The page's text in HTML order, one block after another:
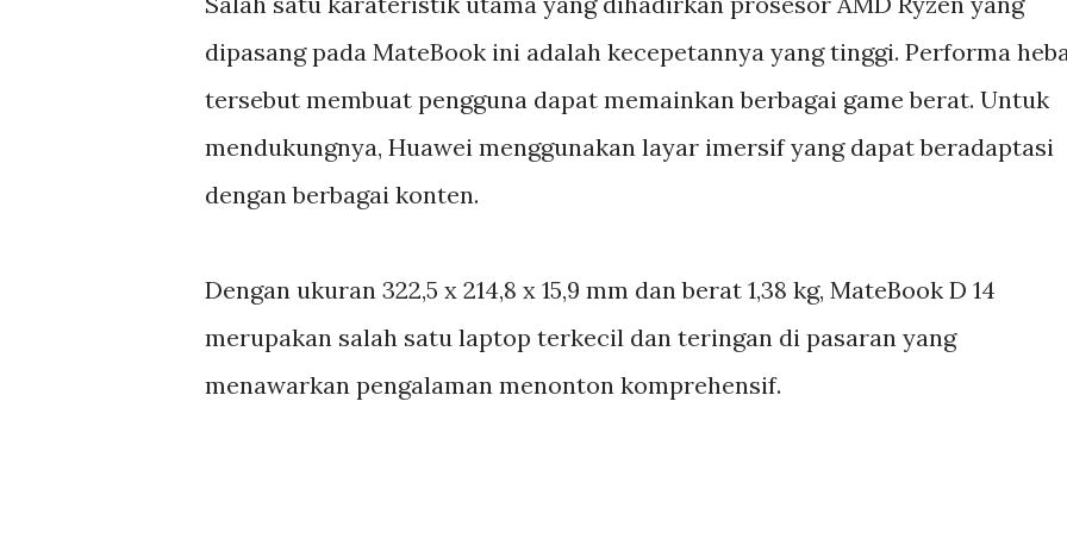
dipasang pada MateBook ini adalah kecepetannya yang tinggi. Performa
tersebut membuat pengguna dapat memainkan berbagai game berat. Untuk
mendukungnya, Huawei menggunakan layar imersif yang dapat beradaptasi
dengan berbagai konten.
Dengan ukuran 322,5 x 214,8 x 15,9 mm dan berat 1,38 kg, MateBook D 14
merupakan salah satu laptop terkecil dan teringan di pasaran yang
menawarkan pengalaman menonton komprehensif.